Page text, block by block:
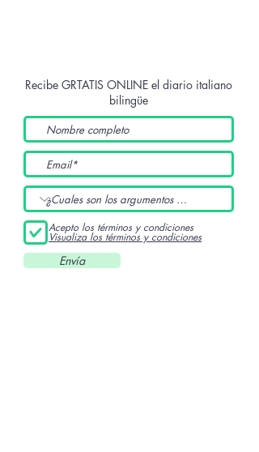
Recibe GRTATIS ONLINE el diario italiano
bilingüe
Acepto los términos y condiciones
Visualiza los términos y condiciones
Envía